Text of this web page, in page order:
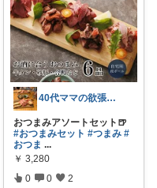
40代ママの欲張りセレクト:感謝です💕
おつまみアソートセット🍺
#おつまみセット #つまみ #
おつま ...
￥ 3,280
0 0 2